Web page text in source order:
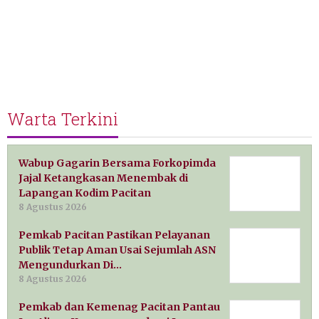
Warta Terkini
Wabup Gagarin Bersama Forkopimda
Jajal Ketangkasan Menembak di
Lapangan Kodim Pacitan
8 Agustus 2026
Pemkab Pacitan Pastikan Pelayanan
Publik Tetap Aman Usai Sejumlah ASN
Mengundurkan Di…
8 Agustus 2026
Pemkab dan Kemenag Pacitan Pantau